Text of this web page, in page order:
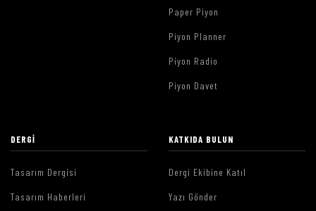
Paper Piyon
Piyon Planner
Piyon Radio
Piyon Davet
DERGI
Tasarım Dergisi
Tasarım Haberleri
KATKIDA BULUN
Dergi Ekibine Katıl
Yazı Gönder